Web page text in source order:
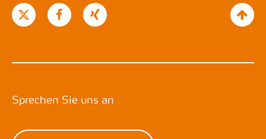
Sprechen Sie uns an